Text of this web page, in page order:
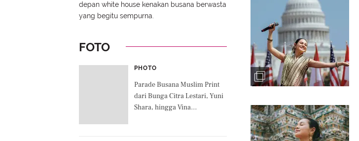
depan white house kenakan busana berwasta
yang begitu sempurna.
FOTO
PHOTO
Parade Busana Muslim Print
dari Bunga Citra Lestari, Yuni
Shara, hingga Vina